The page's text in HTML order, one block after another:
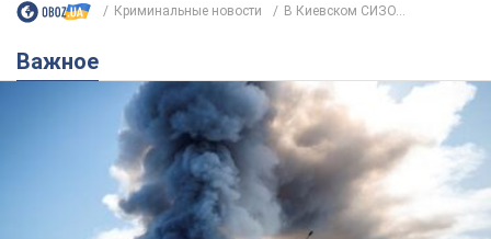
Криминальные новости В Киевском СИЗО...
Важное